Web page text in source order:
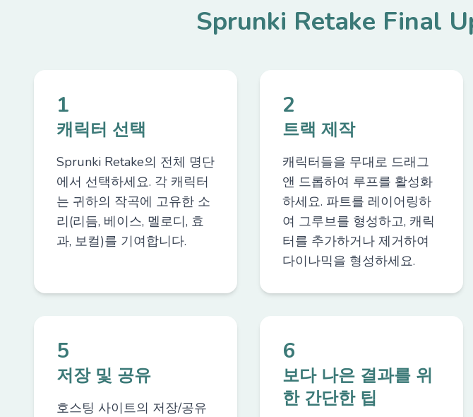
Sprunki Retake Final
1
캐릭터 선택
Sprunki Retake의 전체 명단
에서 선택하세요. 각 캐릭터
는 귀하의 작곡에 고유한 소
리(리듬, 베이스, 멜로디, 효
과, 보컬)를 기여합니다.
2
트랙 제작
캐릭터들을 무대로 드래그
앤 드롭하여 루프를 활성화
하세요. 파트를 레이어링하
여 그루브를 형성하고, 캐릭
터를 추가하거나 제거하여
다이나믹을 형성하세요.
5
저장 및 공유
호스팅 사이트의 저장/공유
6
보다 나은 결과를 위
한 간단한 팁